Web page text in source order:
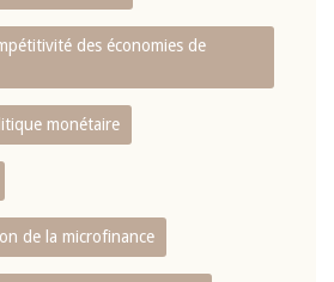
des économies de
monétaire
de la microfinance